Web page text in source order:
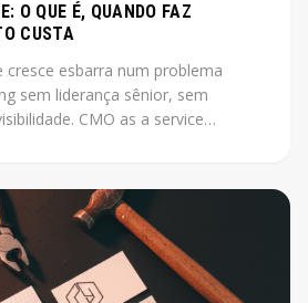
O QUE É, QUANDO FAZ
CUSTA
cresce esbarra num problema
sem liderança sênior, sem
CMO as a service